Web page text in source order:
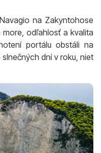
na Zakyntohose
more, odľahlosť a kvalita
portálu obstáli na
dní v roku, niet